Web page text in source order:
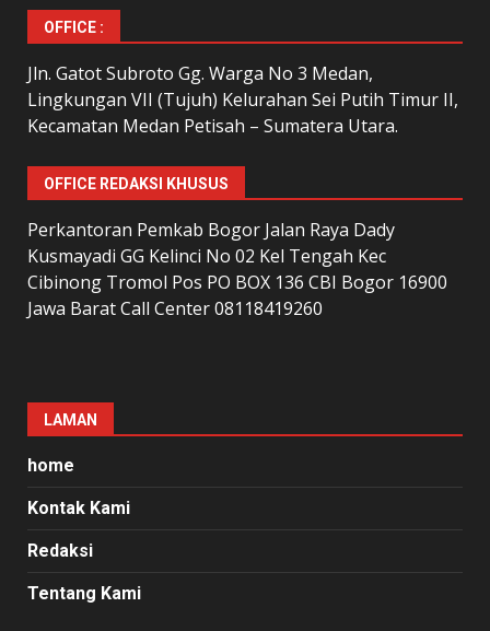
OFFICE :
Jln. Gatot Subroto Gg. Warga No 3 Medan,
Lingkungan VII (Tujuh) Kelurahan Sei Putih Timur II,
Kecamatan Medan Petisah – Sumatera Utara.
OFFICE REDAKSI KHUSUS
Perkantoran Pemkab Bogor Jalan Raya Dady
Kusmayadi GG Kelinci No 02 Kel Tengah Kec
Cibinong Tromol Pos PO BOX 136 CBI Bogor 16900
Jawa Barat Call Center 08118419260
LAMAN
home
Kontak Kami
Redaksi
Tentang Kami